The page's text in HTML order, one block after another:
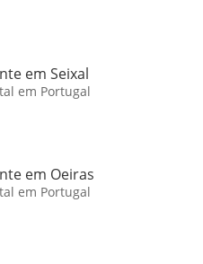
em Seixal
em Portugal
em Oeiras
em Portugal